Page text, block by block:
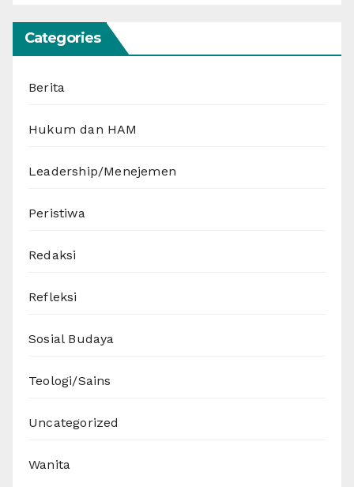
Categories
Berita
Hukum dan HAM
Leadership/Menejemen
Peristiwa
Redaksi
Refleksi
Sosial Budaya
Teologi/Sains
Uncategorized
Wanita